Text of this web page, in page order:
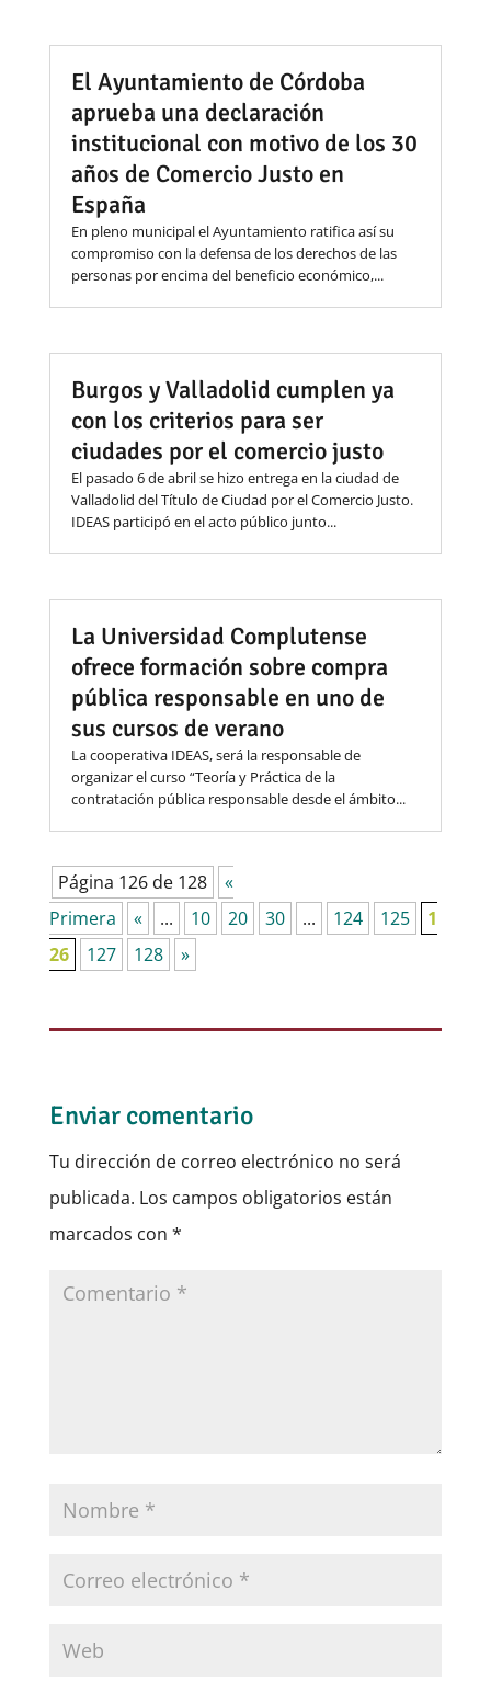
El Ayuntamiento de Córdoba
aprueba una declaración
institucional con motivo de los 30
años de Comercio Justo en
España
En pleno municipal el Ayuntamiento ratifica así su
compromiso con la defensa de los derechos de las
personas por encima del beneficio económico,...
Burgos y Valladolid cumplen ya
con los criterios para ser
ciudades por el comercio justo
El pasado 6 de abril se hizo entrega en la ciudad de
Valladolid del Título de Ciudad por el Comercio Justo.
IDEAS participó en el acto público junto...
La Universidad Complutense
ofrece formación sobre compra
pública responsable en uno de
sus cursos de verano
La cooperativa IDEAS, será la responsable de
organizar el curso “Teoría y Práctica de la
contratación pública responsable desde el ámbito...
Página 126 de 128
«
Primera
« ... 10 20 30 ... 124 125
1
26
127 128 »
Enviar comentario
Tu dirección de correo electrónico no será
publicada. Los campos obligatorios están
marcados con *